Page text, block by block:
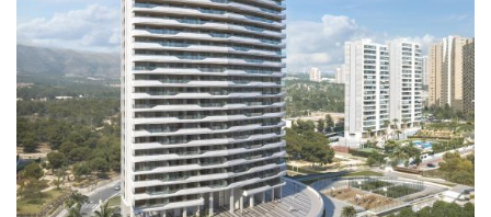
SOLAR
DONDE
CONSTRUIRÁ
ALBORÁN
BEACH,
SU
NUEVA
PROMOCIÓN
EN
EL
CAMPELLO
(ALICANTE)